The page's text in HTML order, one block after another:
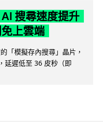
搜尋速度提升
上雲端
「模擬存內搜尋」晶片，
延遲低至 36 皮秒（即